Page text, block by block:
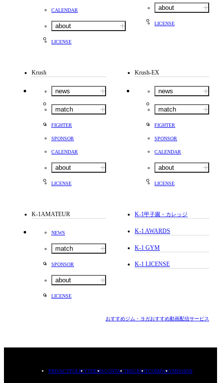
CALENDAR
about
LICENSE
about
LICENSE
Krush
news
match
FIGHTER
SPONSOR
CALENDAR
about
LICENSE
Krush-EX
news
match
FIGHTER
SPONSOR
CALENDAR
about
LICENSE
K-1AMATEUR
NEWS
match
SPONSOR
about
LICENSE
K-1甲子園・カレッジ
K-1 AWARDS
K-1 GYM
K-1 LICENSE
おすすめジム・ヨガおすすめ動画配信サービス
PRIVACYPOLICYTERMSCONTACTRECRUITCOMPANYMISSION